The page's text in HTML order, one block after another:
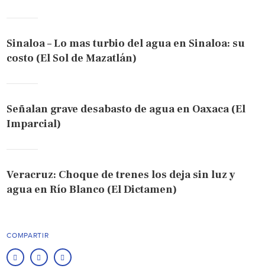
Sinaloa – Lo mas turbio del agua en Sinaloa: su
costo (El Sol de Mazatlán)
Señalan grave desabasto de agua en Oaxaca (El
Imparcial)
Veracruz: Choque de trenes los deja sin luz y
agua en Río Blanco (El Dictamen)
COMPARTIR